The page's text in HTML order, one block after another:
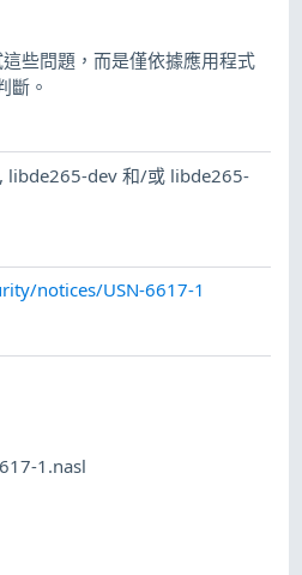
些問題，而是僅依據應用程式
斷。
libde265-dev 和/或 libde265-
notices/USN-6617-1
1.nasl